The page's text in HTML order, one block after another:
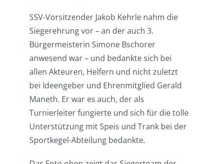
SSV-Vorsitzender Jakob Kehrle nahm die
Siegerehrung vor – an der auch 3.
Bürgermeisterin Simone Bschorer
anwesend war – und bedankte sich bei
allen Akteuren, Helfern und nicht zuletzt
bei Ideengeber und Ehrenmitglied Gerald
Maneth. Er war es auch, der als
Turnierleiter fungierte und sich für die tolle
Unterstützung mit Speis und Trank bei der
Sportkegel-Abteilung bedankte.